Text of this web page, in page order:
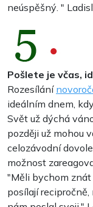
neúspěšný . "
Pošlete je včas,
Rozesílání
ideálním dnem,
Svět už dýchá
později už mohou
celozávodní
možnost
"Měli bychom
posílají